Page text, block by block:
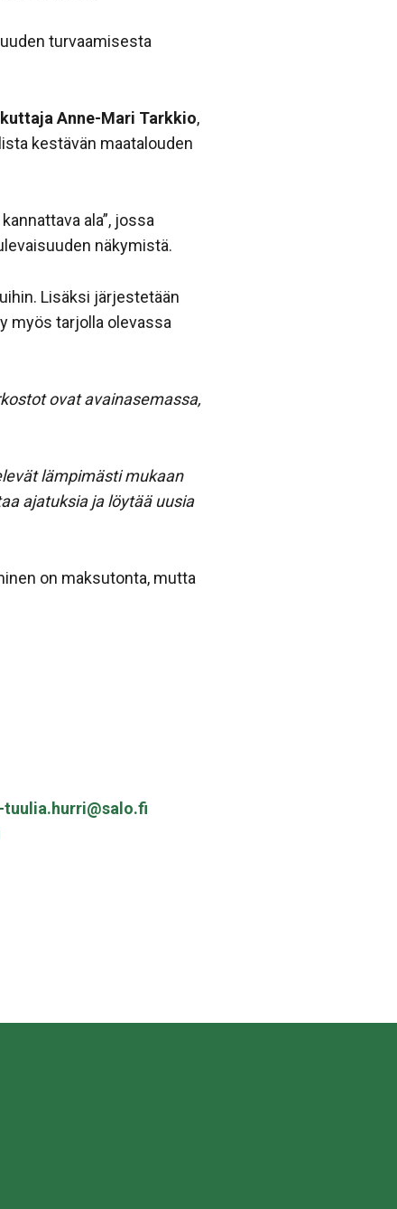
turvaamisesta
Anne-Mari Tarkkio,
kestävän maatalouden
ala”, jossa
näkymistä.
Lisäksi järjestetään
myös tarjolla olevassa
ovat avainasemassa,
lämpimästi mukaan
ajatuksia ja löytää uusia
on maksutonta, mutta
tuulia.hurri@salo.fi